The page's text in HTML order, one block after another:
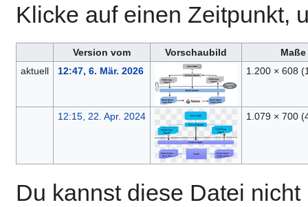
Klicke auf einen Zeitpunkt,
Version vom Vorschaubild
Maße
aktuell
12:47, 6. Mär. 2026 1.200 × 608
12:15, 22. Apr. 2024 1.079 × 700
Du kannst diese Datei